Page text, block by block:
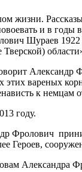
жизни.
и в
Шураев
Александр
вареных
к немцам
году.
Фролович
Героев,
Александра